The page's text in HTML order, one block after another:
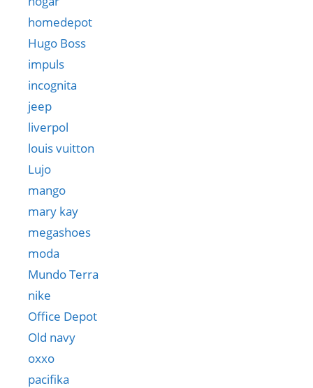
homedepot
Hugo Boss
impuls
incognita
jeep
liverpol
louis vuitton
Lujo
mango
mary kay
megashoes
moda
Mundo Terra
nike
Office Depot
Old navy
oxxo
pacifika